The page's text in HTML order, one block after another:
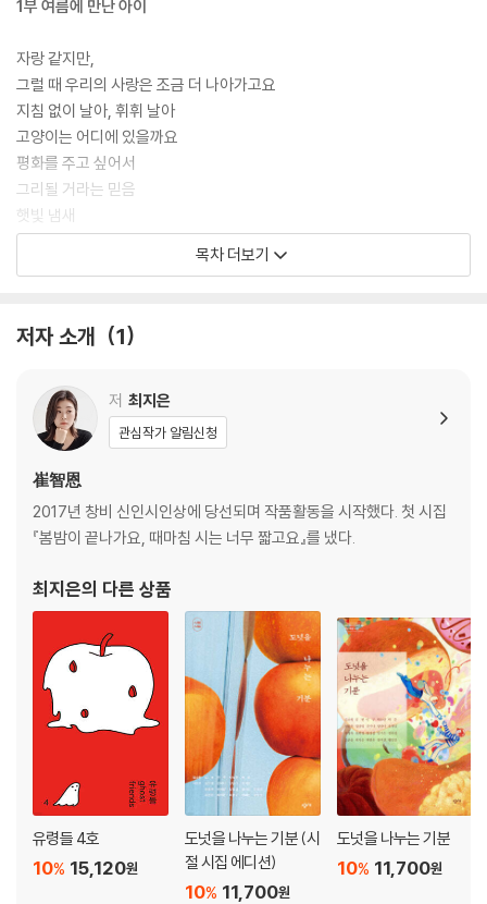
이 위로할 것이다.
1부 여름에 만난 아이
자랑 같지만,
그럴 때 우리의 사랑은 조금 더 나아가고요
지침 없이 날아, 휘휘 날아
고양이는 어디에 있을까요
평화를 주고 싶어서
그리될 거라는 믿음
햇빛 냄새
단장
나는 얌전히
르트루바유
당신의 여름 과일이 궁금합니다
3부 나를 기다리는 이야기
그러고도 혹여 네게 힘이 남아 있다면
세계를 구하고 마음을 지키는 이야기
옛날 옛날에
한번 안아줄게
아주 작은 이야기
목차 더보기
저자 소개 1
저 최지은
관심작가 알림신청
崔智恩
2017년 창비 신인시인상에 당선되며 작품활동을 시작했다. 첫 시집
『봄밤이 끝나가요, 때마침 시는 너무 짧고요』를 냈다.
최지은의 다른 상품
유령들 4호
15,120원
10%
도넛을 나누는 기분 (시
절 시집 에디션)
11,700원
10%
도넛을 나누는 기분
11,700원
10%